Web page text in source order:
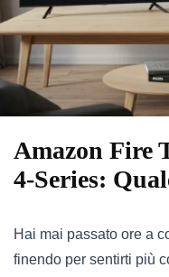
Amazon Fire
4-Series:
Hai mai passato ore a
finendo per sentirti più